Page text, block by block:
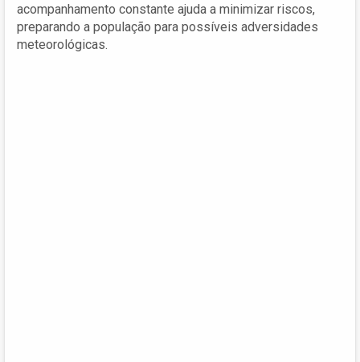
acompanhamento constante ajuda a minimizar riscos,
preparando a população para possíveis adversidades
meteorológicas.